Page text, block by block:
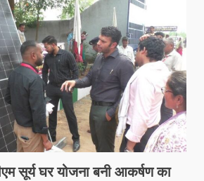
सूर्य घर योजना बनी आकर्षण का